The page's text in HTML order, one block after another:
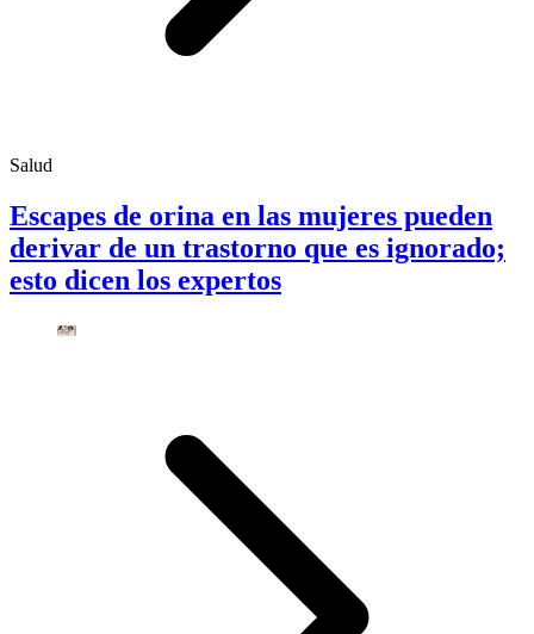
Salud
Escapes de orina en las mujeres pueden
derivar de un trastorno que es ignorado;
esto dicen los expertos